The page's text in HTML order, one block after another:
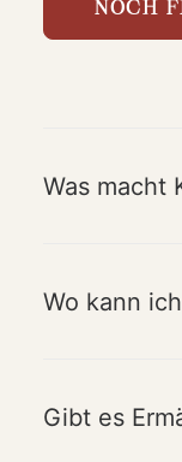
NOCH
Was macht
Wo kann
Gibt es